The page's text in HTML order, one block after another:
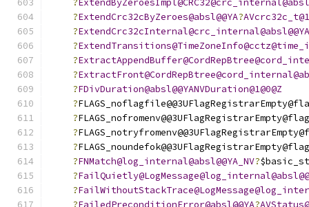
?
?ExtendCrc32cByZeroes@absl@@YA?
?ExtendCrc32cInternal@crc_internal@absl@@YA
?
?
?
?FDivDuration@absl@@YANVDuration@1@0@Z
?
?
?
?
?FNMatch@log_internal@absl@@YA_NV?
?
?
?FailedPreconditionError@absl@@YA?